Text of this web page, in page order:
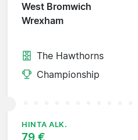
West Bromwich
Wrexham
The Hawthorns
Championship
HINTA ALK.
79 €